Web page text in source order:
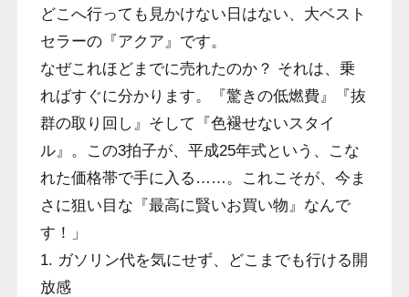
どこへ行っても見かけない日はない、大ベスト
セラーの『アクア』です。
なぜこれほどまでに売れたのか？ それは、乗
ればすぐに分かります。『驚きの低燃費』『抜
群の取り回し』そして『色褪せないスタイ
ル』。この3拍子が、平成25年式という、こな
れた価格帯で手に入る……。これこそが、今ま
さに狙い目な『最高に賢いお買い物』なんで
す！」
1. ガソリン代を気にせず、どこまでも行ける開
放感